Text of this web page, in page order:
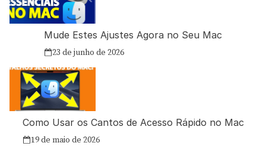
Mude Estes Ajustes Agora no Seu Mac
23 de junho de 2026
Como Usar os Cantos de Acesso Rápido no Mac
19 de maio de 2026